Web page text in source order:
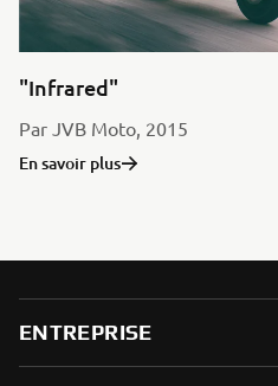
"Infrared"
Par JVB Moto, 2015
En savoir plus
ENTREPRISE